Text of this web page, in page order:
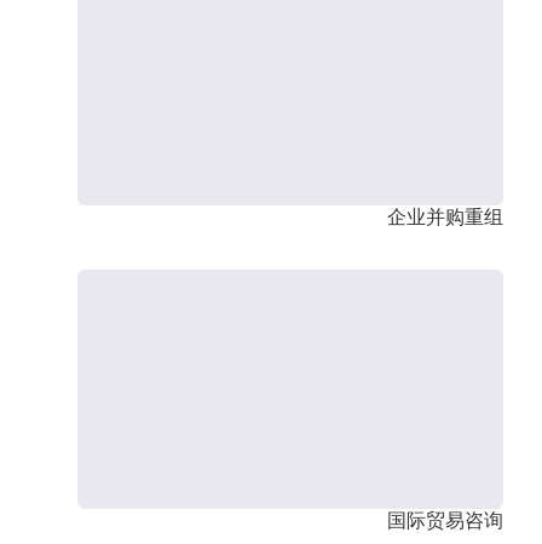
企业并购重组
国际贸易咨询